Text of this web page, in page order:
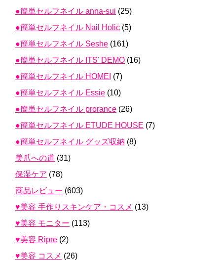
●簡単セルフネイル anna-sui (25)
●簡単セルフネイル Nail Holic (5)
●簡単セルフネイル Seshe (161)
●簡単セルフネイル ITS' DEMO (16)
●簡単セルフネイル HOMEI (7)
●簡単セルフネイル Essie (10)
●簡単セルフネイル prorance (26)
●簡単セルフネイル ETUDE HOUSE (7)
●簡単セルフネイル グッズ収納 (8)
美爪への道 (31)
保湿ケア (78)
商品レビュー (603)
♥美容 手作りスキンケア・コスメ (13)
♥美容 モニター (113)
♥美容 Ripre (2)
♥美容 コスメ (26)